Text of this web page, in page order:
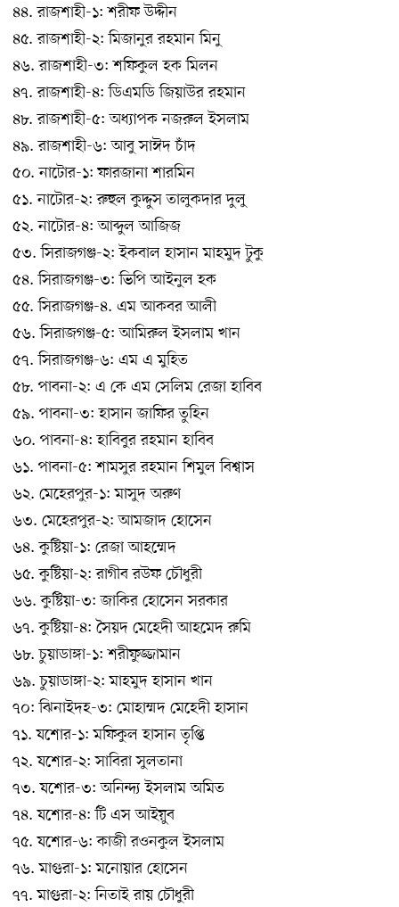
৪৪. রাজশাহী-১: শরীফ উদ্দীন
৪৫. রাজশাহী-২: মিজানুর রহমান মিনু
৪৬. রাজশাহী-৩: শফিকুল হক মিলন
৪৭. রাজশাহী-৪: ডিএমডি জিয়াউর রহমান
৪৮. রাজশাহী-৫: অধ্যাপক নজরুল ইসলাম
৪৯. রাজশাহী-৬: আবু সাঈদ চাঁদ
৫০. নাটোর-১: ফারজানা শারমিন
৫১. নাটোর-২: রুহুল কুদ্দুস তালুকদার দুলু
৫২. নাটোর-৪: আব্দুল আজিজ
৫৩. সিরাজগঞ্জ-২: ইকবাল হাসান মাহমুদ টুকু
৫৪. সিরাজগঞ্জ-৩: ভিপি আইনুল হক
৫৫. সিরাজগঞ্জ-৪. এম আকবর আলী
৫৬. সিরাজগঞ্জ-৫: আমিরুল ইসলাম খান
৫৭. সিরাজগঞ্জ-৬: এম এ মুহিত
৫৮. পাবনা-২: এ কে এম সেলিম রেজা হাবিব
৫৯. পাবনা-৩: হাসান জাফির তুহিন
৬০. পাবনা-৪: হাবিবুর রহমান হাবিব
৬১. পাবনা-৫: শামসুর রহমান শিমুল বিশ্বাস
৬২. মেহেরপুর-১: মাসুদ অরুণ
৬৩. মেহেরপুর-২: আমজাদ হোসেন
৬৪. কুষ্টিয়া-১: রেজা আহম্মেদ
৬৫. কুষ্টিয়া-২: রাগীব রউফ চৌধুরী
৬৬. কুষ্টিয়া-৩: জাকির হোসেন সরকার
৬৭. কুষ্টিয়া-৪: সৈয়দ মেহেদী আহমেদ রুমি
৬৮. চুয়াডাঙ্গা-১: শরীফুজ্জামান
৬৯. চুয়াডাঙ্গা-২: মাহমুদ হাসান খান
৭০: ঝিনাইদহ-৩: মোহাম্মদ মেহেদী হাসান
৭১. যশোর-১: মফিকুল হাসান তৃপ্তি
৭২. যশোর-২: সাবিরা সুলতানা
৭৩. যশোর-৩: অনিন্দ্য ইসলাম অমিত
৭৪. যশোর-৪: টি এস আইয়ুব
৭৫. যশোর-৬: কাজী রওনকুল ইসলাম
৭৬. মাগুরা-১: মনোয়ার হোসেন
৭৭. মাগুরা-২: নিতাই রায় চৌধুরী